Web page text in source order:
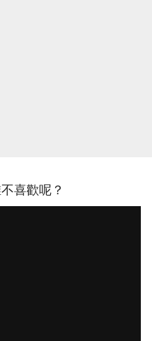
喜歡呢？